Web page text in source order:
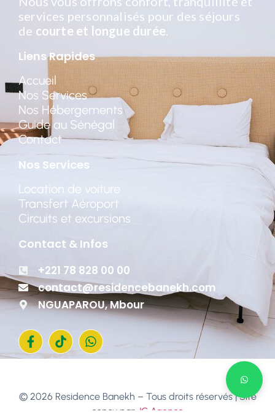
services personnalisés pour des séjours
de courte et longue durée
Liens Rapides
Accueil
Nos Services
Nos Hébergements
Guide au Sénégal
Contact
Nos Services
Location de voiture
Transfert Aéroport
Circuits et excursions
Contact & Infos
+221 78 828 00 00
contact@residencebanekh.com
NGUAPAROU, Mbour
© 2026 Residence Banekh – Tous droits réservés | Site
conçu par JC Agence